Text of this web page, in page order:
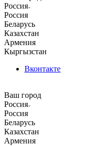
Россия
Россия
Беларусь
Казахстан
Армения
Кыргызстан
Вконтакте
Ваш город
Россия
Россия
Беларусь
Казахстан
Армения